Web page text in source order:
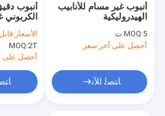
أنبوب
الكربوني
إنتاجه
وID المتسقة للأداء
الأسعار:
MOQ:2T
أحصل على
أنبوب غير مسام للأنابيب
الهيدروليكية
MOQ:5 ت
أحصل على آخر سعر
ﺎﺘﺼﻟ ﺍﻶﻧ